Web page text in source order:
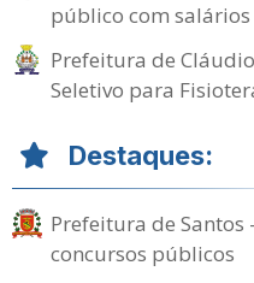
público com salários
Prefeitura de
Seletivo para
Destaques:
Prefeitura de Santos
concursos públicos